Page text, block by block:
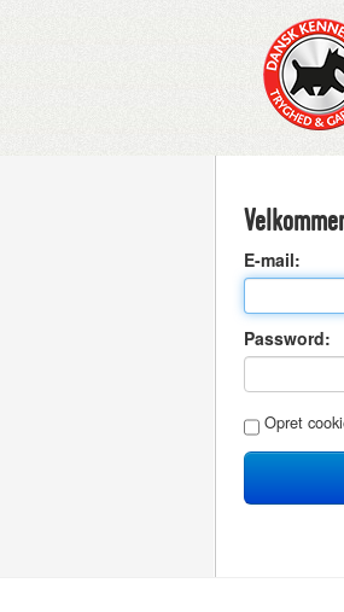
E-mail:
Password:
Opret